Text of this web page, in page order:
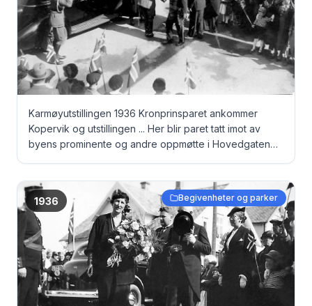
Karmøyutstillingen 1936 Kronprinsparet ankommer
Kopervik og utstillingen ... Her blir paret tatt imot av
byens prominente og andre oppmøtte i Hovedgaten
Fjeldkårstad
1936
Begivenheter og parker